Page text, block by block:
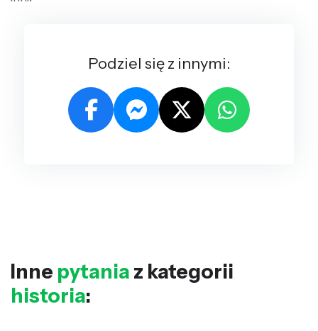
Podziel się z innymi:
Inne pytania z kategorii
historia: